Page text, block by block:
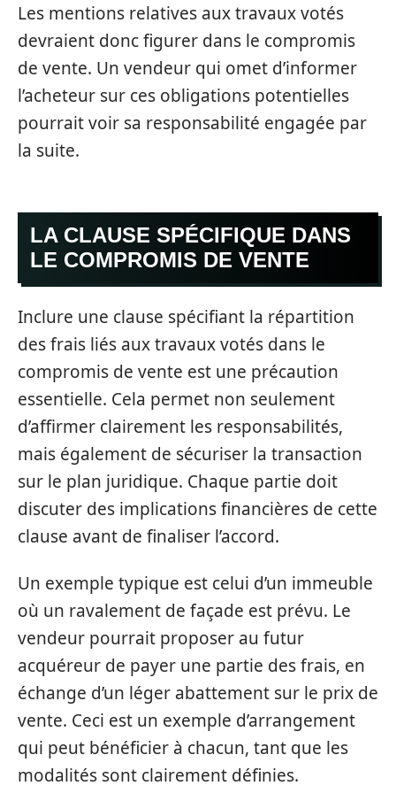
Les mentions relatives aux travaux votés
devraient donc figurer dans le compromis
de vente. Un vendeur qui omet d’informer
l’acheteur sur ces obligations potentielles
pourrait voir sa responsabilité engagée par
la suite.
LA CLAUSE SPÉCIFIQUE DANS
LE COMPROMIS DE VENTE
Inclure une clause spécifiant la répartition
des frais liés aux travaux votés dans le
compromis de vente est une précaution
essentielle. Cela permet non seulement
d’affirmer clairement les responsabilités,
mais également de sécuriser la transaction
sur le plan juridique. Chaque partie doit
discuter des implications financières de cette
clause avant de finaliser l’accord.
Un exemple typique est celui d’un immeuble
où un ravalement de façade est prévu. Le
vendeur pourrait proposer au futur
acquéreur de payer une partie des frais, en
échange d’un léger abattement sur le prix de
vente. Ceci est un exemple d’arrangement
qui peut bénéficier à chacun, tant que les
modalités sont clairement définies.